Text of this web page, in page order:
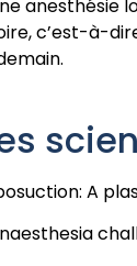
c’est-à-
A